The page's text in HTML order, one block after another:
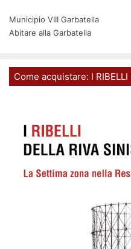
Municipio VIII Garbatella
Abitare alla Garbatella
Come acquistare: I RIBELLI